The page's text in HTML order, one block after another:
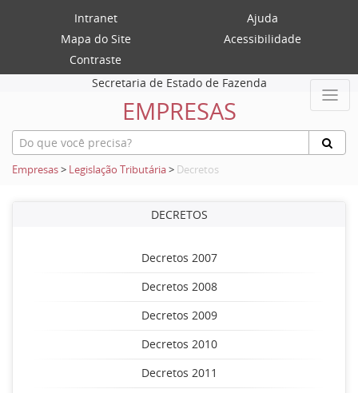
Intranet
Ajuda
Mapa do Site
Acessibilidade
Contraste
Secretaria de Estado de Fazenda
EMPRESAS
Empresas> Legislação Tributária> Decretos
DECRETOS
Decretos 2007
Decretos 2008
Decretos 2009
Decretos 2010
Decretos 2011